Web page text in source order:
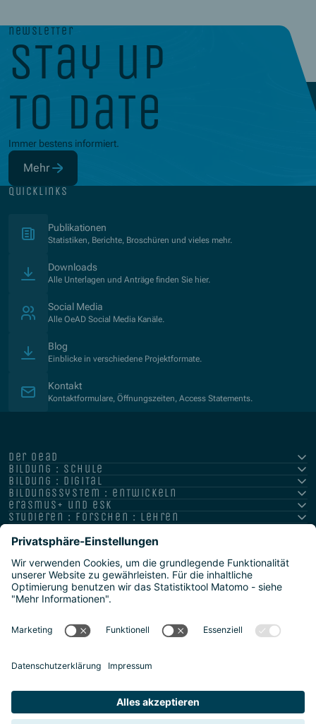
newsletter
stay up
to date
Immer bestens informiert.
Mehr
(Öffnet in neuem Fenster)
quicklinks
Publikationen
Statistiken, Berichte, Broschüren und vieles mehr.
Downloads
Alle Unterlagen und Anträge finden Sie hier.
Social Media
Alle OeAD Social Media Kanäle.
Blog
Einblicke in verschiedene Projektformate.
Kontakt
Kontaktformulare, Öffnungszeiten, Access Statements.
der oead
bildung : schule
bildung : digital
bildungssystem : entwickeln
erasmus+ und esk
studieren : forschen : lehren
hochschule : strategie : international
Datenschutz
Meldestelle/Hinweisgeber
Sitemap